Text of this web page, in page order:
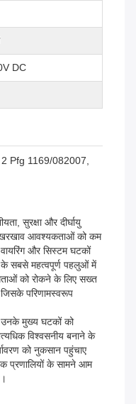
DC
2 Pfg 1169/082007,
सुरक्षा और दीर्घायु
आवश्यकताओं को कम
और सिस्टम घटकों
के सबसे महत्वपूर्ण पहलुओं में
को रोकने के लिए सख्त
परिणामस्वरूप
उनके मुख्य घटकों को
विश्वसनीय बनाने के
को नुकसान पहुंचाए
प्रणालियों के सामने आम